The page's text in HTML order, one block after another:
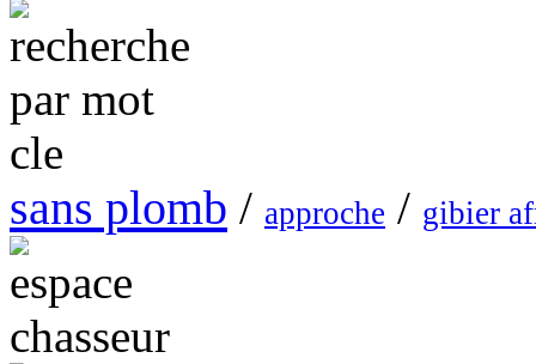
sans plomb / approche / gibier